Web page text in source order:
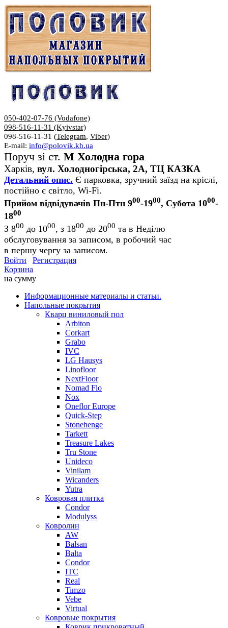
050-402-07-76 (Vodafone)
098-516-11-31 (Kyivstar)
098-516-11-31 (Telegram, Viber)
E-mail: info@polovik.kh.ua
Поруч зі ст. М Холодна гора
Харків, вул. Холодногірська, 2А, ТЦ КАЗКА
Детальний опис. Є парковка, зручний заїзд на кріслі,
постійно є світло, Wi-Fi.
Прийом відвідувачів Пн-Птн 900-1900, Субота 1000-
1800
З 800 до 1000, з 1800 до 2000 та в Неділю
обслуговування за записом, в робочий час
в першу чергу за записом.
Войти
Регистрация
Корзина
на сумму
Информационные материалы и статьи.
Напольные покрытия
Кварц виниловый пол
Arbiton
Corkart
Grabo
IVC
LG Hausys
Linofloor
NextFloor
Nomad Flo
Nox
Oneflor Europe
Quick-Step
Stonehenge
Tarkett
Treasure Lakes
Tru Stone
Unideco
Vinilam
Wicanders
Yutra
Ковровая плитка
Condor
Modulyss
Ковролин
AW
Balsan
Balta
Condor
ITC
Real
Timzo
Vebe
Virtual
Ковровые покрытия